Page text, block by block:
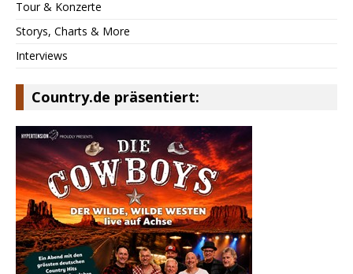
Tour & Konzerte
Storys, Charts & More
Interviews
Country.de präsentiert: